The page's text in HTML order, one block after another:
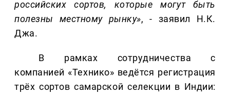
российских сортов, которые могут быть
полезны местному рынку», - заявил Н.К.
Джа.
В рамках сотрудничества с
компанией «Технико» ведётся регистрация
трёх сортов самарской селекции в Индии: